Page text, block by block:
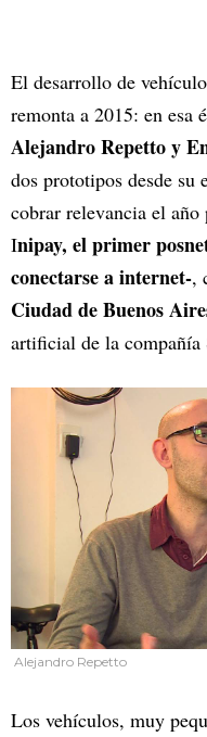
El desarrollo de
remonta a 2015: en esa
Alejandro Repetto y
dos prototipos desde su
cobrar relevancia el
Inipay, el primer
conectarse a internet-,
Ciudad de Buenos
artificial de la compañía
Alejandro Repetto
Los vehículos, muy